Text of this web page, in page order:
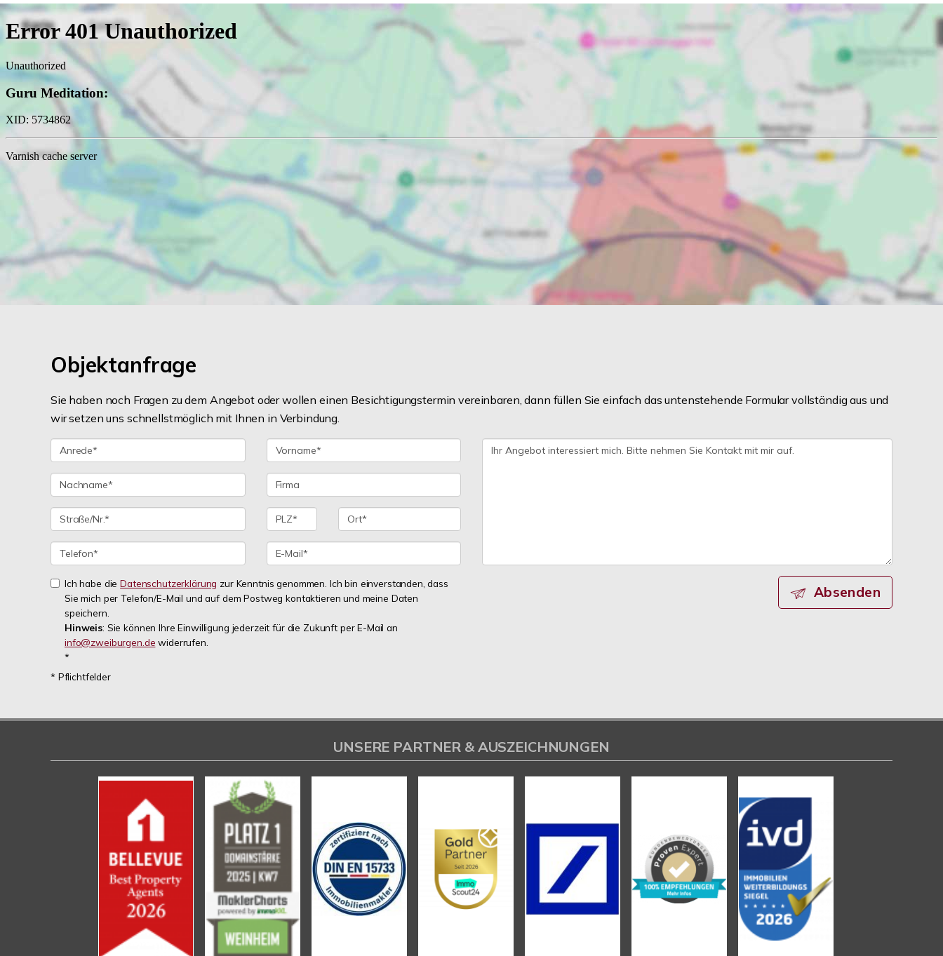
Objektanfrage
Sie haben noch Fragen zu dem Angebot oder wollen einen Besichtigungstermin vereinbaren, dann füllen Sie einfach das untenstehende Formular vollständig aus und
wir setzen uns schnellstmöglich mit Ihnen in Verbindung.
Ich habe dieDatenschutzerklärung zur Kenntnis genommen. Ich bin einverstanden, dass
Sie mich per Telefon/E-Mail und auf dem Postweg kontaktieren und meine Daten
speichern.
Hinweis: Sie können Ihre Einwilligung jederzeit für die Zukunft per E-Mail an
info@zweiburgen.de widerrufen.
*
* Pflichtfelder
Absenden
UNSERE PARTNER & AUSZEICHNUNGEN